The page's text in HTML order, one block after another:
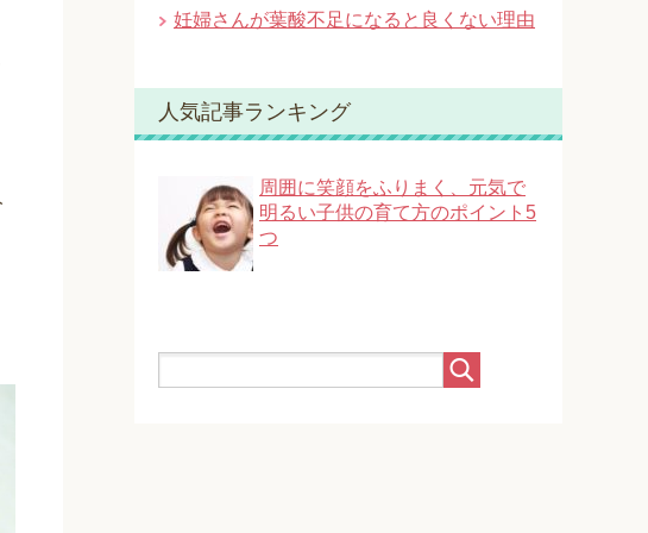
妊婦さんが葉酸不足になると良くない理由
人気記事ランキング
周囲に笑顔をふりまく、元気で
明るい子供の育て方のポイント5
つ